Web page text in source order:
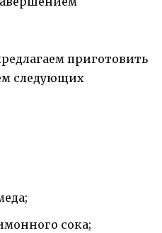
приготовить
следующих
сока;